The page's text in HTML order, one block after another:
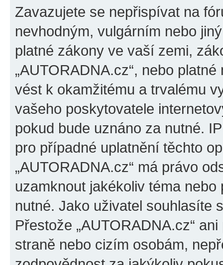
Zavazujete se nepřispívat na
nevhodným, vulgárním nebo
platné zákony ve vaší zemi,
„AUTORADNA.cz“, nebo
vést k okamžitému a trvalému
vašeho poskytovatele
pokud bude uznáno za nutné.
pro případné uplatnění těchto
„AUTORADNA.cz“ má právo
uzamknout jakékoliv téma
nutné. Jako uživatel souhlasíte
Přestože „AUTORADNA.cz“
straně nebo cizím osobám,